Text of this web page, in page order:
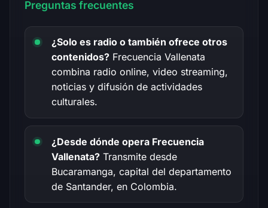
Preguntas frecuentes
¿Solo es radio o también ofrece otros
contenidos? Frecuencia Vallenata
combina radio online, video streaming,
noticias y difusión de actividades
culturales.
¿Desde dónde opera Frecuencia
Vallenata? Transmite desde
Bucaramanga, capital del departamento
de Santander, en Colombia.